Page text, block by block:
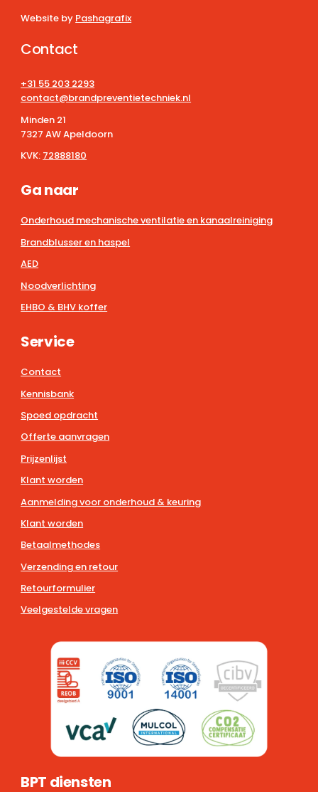
Website by Pashagrafix
Contact
+31 55 203 2293
contact@brandpreventietechniek.nl
Minden 21
7327 AW Apeldoorn
KVK: 72888180
Ga naar
Onderhoud mechanische ventilatie en kanaalreiniging
Brandblusser en haspel
AED
Noodverlichting
EHBO & BHV koffer
Service
Contact
Kennisbank
Spoed opdracht
Offerte aanvragen
Prijzenlijst
Klant worden
Aanmelding voor onderhoud & keuring
Klant worden
Betaalmethodes
Verzending en retour
Retourformulier
Veelgestelde vragen
BPT diensten